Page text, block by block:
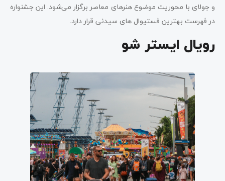
و جولای با محوریت موضوع هنرهای معاصر برگزار می‌شود. این جشنواره
در فهرست بهترین فستیوال های سیدنی قرار دارد.
رویال ایستر شو